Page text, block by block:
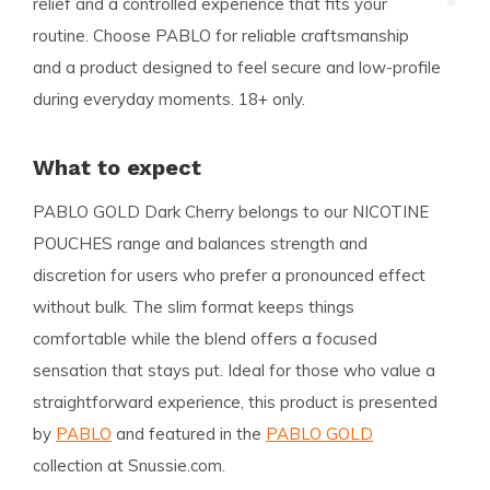
routine. Choose PABLO for reliable craftsmanship
and a product designed to feel secure and low-profile
during everyday moments. 18+ only.
What to expect
PABLO GOLD Dark Cherry belongs to our NICOTINE
POUCHES range and balances strength and
discretion for users who prefer a pronounced effect
without bulk. The slim format keeps things
comfortable while the blend offers a focused
sensation that stays put. Ideal for those who value a
straightforward experience, this product is presented
by PABLO and featured in the PABLO GOLD
collection at Snussie.com.